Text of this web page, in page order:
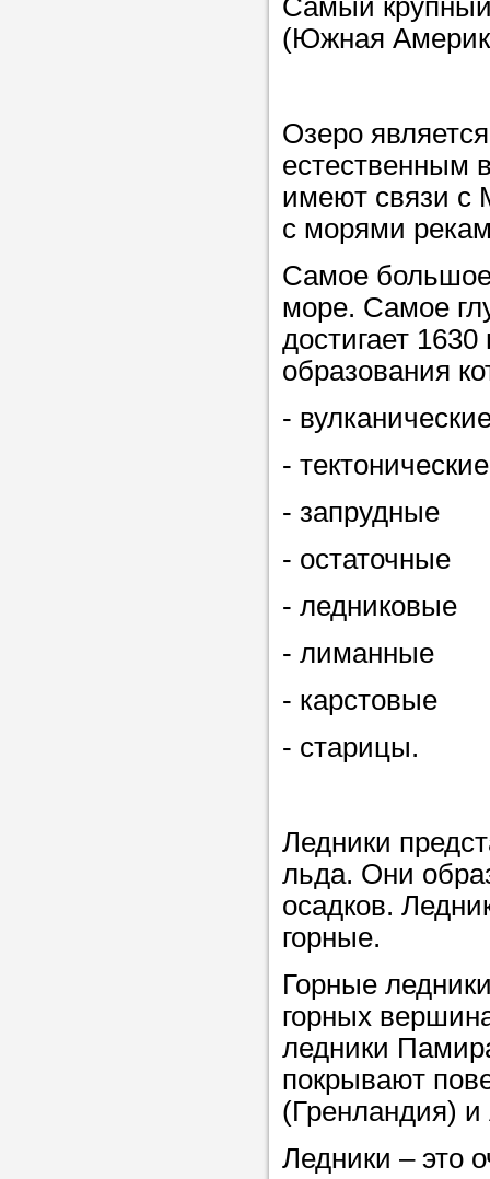
чтобы мы
Мы
в
советам,
репетитора
Совет 3.
студент-
хорошо
цена ниже, и
найдет
Самый
(Южная
Озеро
естественным
имеют связи с
с морями
Самое
море. Самое
достигает
образования
-
- тектонические
- запрудные
- остаточные
- ледниковые
- лиманные
- карстовые
- старицы.
Ледники
льда. Они
осадков.
горные.
Горные
горных
ледники
покрывают
(Гренландия)
Ледники – это